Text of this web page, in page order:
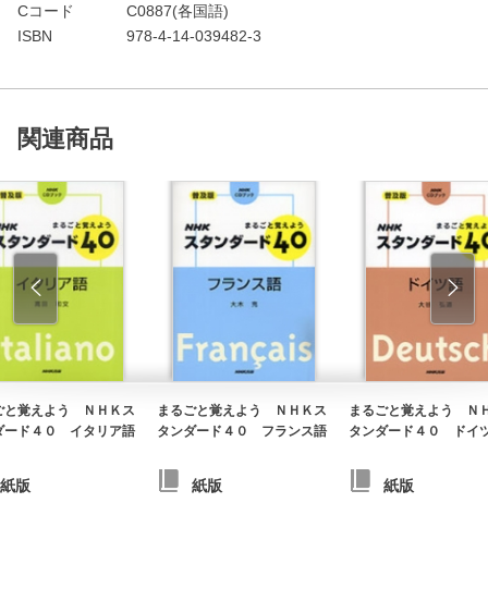
Cコード
C0887(各国語)
ISBN
978-4-14-039482-3
関連商品
と覚えよう ＮＨＫス
ード４０ イタリア語
紙版
まるごと覚えよう ＮＨＫス
タンダード４０ フランス語
紙版
まるごと覚えよう Ｎ
タンダード４０ ドイ
紙版